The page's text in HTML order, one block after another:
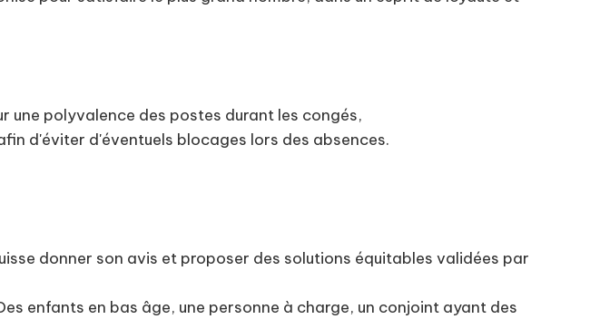
une polyvalence des postes durant les congés,
d'éviter d'éventuels blocages lors des absences.
donner son avis et proposer des solutions équitables validées par
enfants en bas âge, une personne à charge, un conjoint ayant des